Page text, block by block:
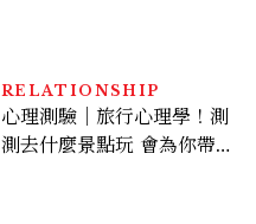
RELATIONSHIP
心理測驗｜旅行心理學！測
測去什麼景點玩 會為你帶來